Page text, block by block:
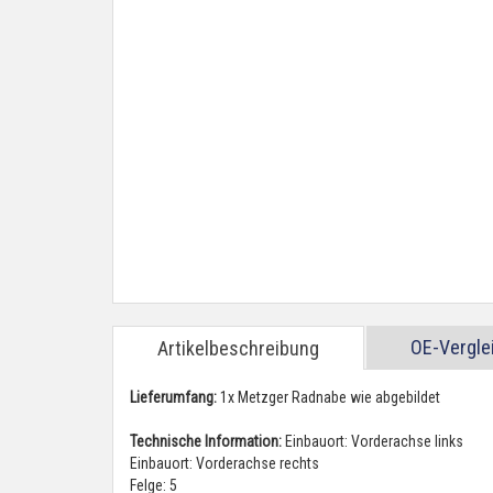
Artikelbeschreibung OE-
Lieferumfang:1x Metzger Radnabe wie abgebildet
Technische Information: Einbauort: Vorderachse links
Einbauort: Vorderachse rechts
Felge: 5